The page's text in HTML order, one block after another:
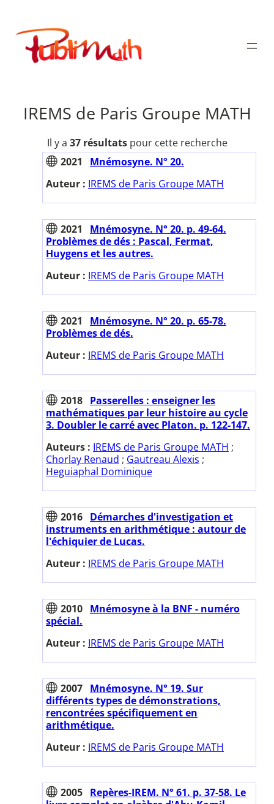
contenu
Publimath
IREMS de Paris Groupe MATH
Il y a 37 résultatspour cette recherche
2021
Mnémosyne. N° 20.
Auteur : IREMS de Paris Groupe MATH
2021
Mnémosyne. N° 20. p. 49-64.
Problèmes de dés : Pascal, Fermat,
Huygens et les autres.
Auteur : IREMS de Paris Groupe MATH
2021
Mnémosyne. N° 20. p. 65-78.
Problèmes de dés.
Auteur : IREMS de Paris Groupe MATH
2018 Passerelles : enseigner les
mathématiques par leur histoire au cycle
3. Doubler le carré avec Platon. p. 122-147.
Auteurs : IREMS de Paris Groupe MATH ;
Chorlay Renaud ; Gautreau Alexis ;
Heguiaphal Dominique
2016 Démarches d'investigation et
instruments en arithmétique : autour de
l'échiquier de Lucas.
Auteur : IREMS de Paris Groupe MATH
2010 Mnémosyne à la BNF - numéro
spécial.
Auteur : IREMS de Paris Groupe MATH
2007 Mnémosyne. N° 19. Sur
différents types de démonstrations,
rencontrées spécifiquement en
arithmétique.
Auteur : IREMS de Paris Groupe MATH
2005 Repères-IREM. N° 61. p. 37-58. Le